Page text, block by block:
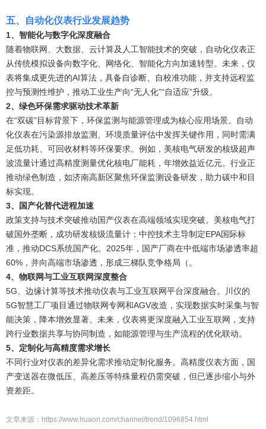
五、 自动化仪表行业发展趋势
1、智能化与数字化深度融合
随着物联网、大数据、云计算及人工智能技术的突破，自动化仪表正
从传统模拟设备向数字化、网络化、智能化方向加速转型。未来，仪
表将集成更先进的AI算法，具备自诊断、自校准功能，并支持远程监
控与预测性维护，推动工业生产向“无人化”“自适应”升级。
2、绿色环保需求驱动技术革新
在“双碳”目标背景下，环保监测与能源管理成为核心应用场景。自动
化仪表在污染源排放监测、环境质量评估中发挥关键作用，同时需满
足低功耗、可回收材料等环保要求。例如，美核电气研发的核级超声
波流量计通过高精度测量优化核电厂能耗，年增效益近亿元。行业正
推动绿色制造，如济南高新区聚焦环保监测设备研发，助力碳中和目
标实现。
3、国产化替代进程加速
政策支持与技术突破推动国产仪表在高端领域实现突破。美核电气打
破国外垄断，成功研发核级流量计；中控技术主导制定EPA国际标
准，推动DCS系统国产化。2025年，国产厂商在中低端市场渗透率超
60%，并向高端市场渗透，形成三梯队竞争格局（。
4、物联网与工业互联网深度整合
5G、边缘计算等技术推动仪表与工业互联网平台深度融合。川仪的
5G智慧工厂项目通过物联网专网和AGV改造，实现数据实时采集与智
能决策，降本增效显著。未来，仪表将更深度融入工业互联网，支持
跨行业数据共享与协同制造，如能源管理与生产流程的优化联动。
5、定制化与高精度需求增长
不同行业对仪表的差异化需求推动定制化服务。高精度仪表方面，国
产变送器在微低压、高差压等特殊量程仍需突破，但已逐步缩小与外
资差距。
文章来源： https://www.huaon.com/channel/trend/1096854.html